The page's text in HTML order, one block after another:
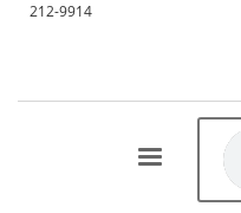
212-9914